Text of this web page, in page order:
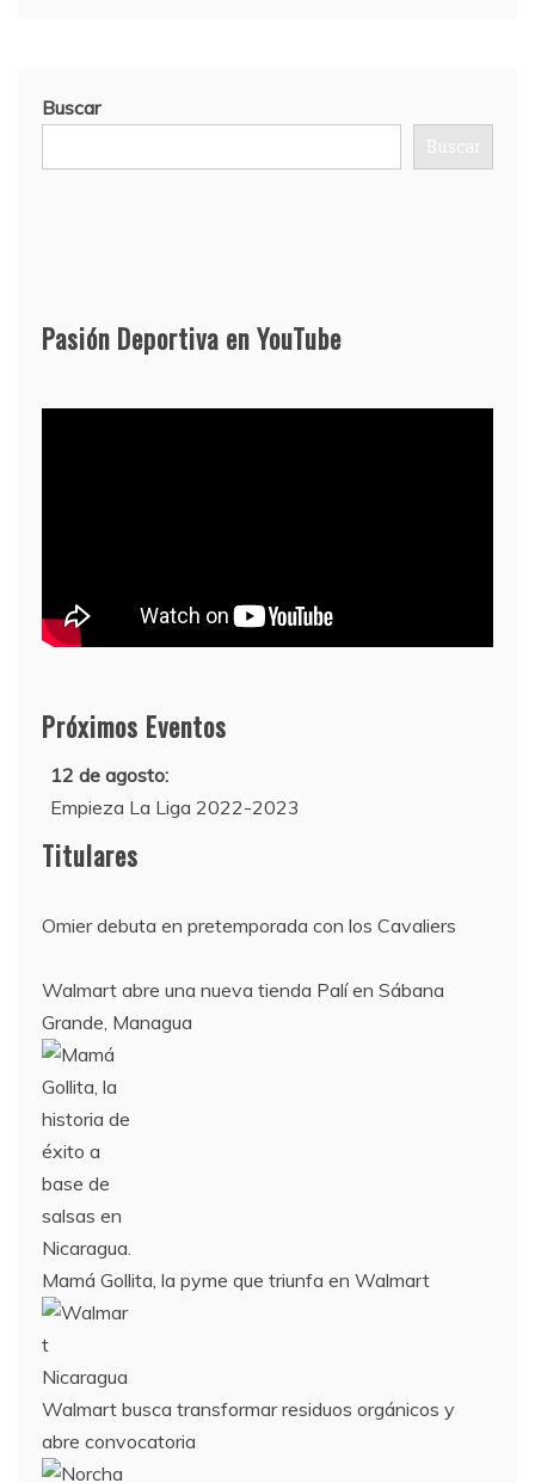
Buscar
Buscar
Pasión Deportiva en YouTube
Próximos Eventos
12 de agosto:
Empieza La Liga 2022-2023
10 de agosto:
Supercopa de Europa 2022
Titulares
Omier debuta en pretemporada con los Cavaliers
Walmart abre una nueva tienda Palí en Sábana
Grande, Managua
Mamá Gollita, la pyme que triunfa en Walmart
Walmart busca transformar residuos orgánicos y
abre convocatoria